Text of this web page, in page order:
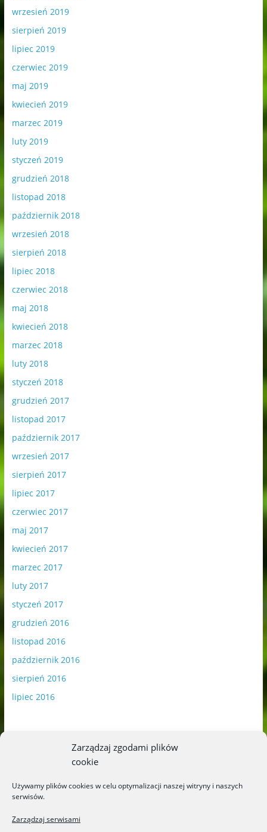
Zarządzaj zgodami plików
cookie
Używamy plików cookies w celu optymalizacji naszej witryny i naszych
serwisów.
Zarządzaj serwisami
wrzesień 2019
sierpień 2019
lipiec 2019
czerwiec 2019
maj 2019
kwiecień 2019
marzec 2019
luty 2019
styczeń 2019
grudzień 2018
listopad 2018
październik 2018
wrzesień 2018
sierpień 2018
lipiec 2018
czerwiec 2018
maj 2018
kwiecień 2018
marzec 2018
luty 2018
styczeń 2018
grudzień 2017
listopad 2017
październik 2017
wrzesień 2017
sierpień 2017
lipiec 2017
czerwiec 2017
maj 2017
kwiecień 2017
marzec 2017
luty 2017
styczeń 2017
grudzień 2016
listopad 2016
październik 2016
sierpień 2016
lipiec 2016